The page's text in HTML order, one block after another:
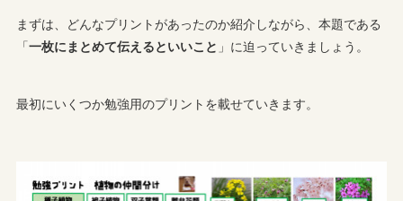
まずは、どんなプリントがあったのか紹介しながら、本題である
「一枚にまとめて伝えるといいこと 」に迫っていきましょう。
最初にいくつか勉強用のプリントを載せていきます。